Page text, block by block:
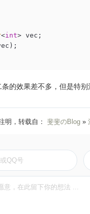
<int> vec;
的效果差不多，但是特
明，转载自： 斐斐のBlog»